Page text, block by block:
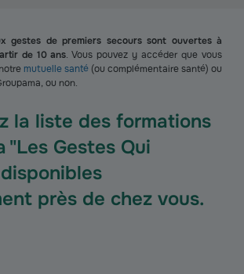
gestes de premiers secours sont ouvertes à
de 10 ans. Vous pouvez y accéder que vous
mutuelle santé (ou complémentaire santé) ou
ou non.
la liste des formations
"Les Gestes Qui
près de chez vous.